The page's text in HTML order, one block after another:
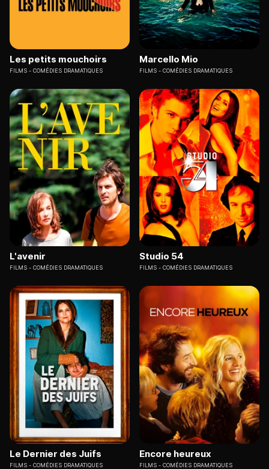
Les petits mouchoirs
FILMS COMÉDIES DRAMATIQUES
Marcello Mio
FILMS COMÉDIES DRAMATIQUES
L'avenir
FILMS COMÉDIES DRAMATIQUES
Studio 54
FILMS COMÉDIES DRAMATIQUES
Le Dernier des Juifs
FILMS COMÉDIES DRAMATIQUES
Encore heureux
FILMS COMÉDIES DRAMATIQUES